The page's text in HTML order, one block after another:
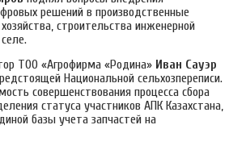
решений в производственные
строительства инженерной
ТОО «Агрофирма «Родина» Иван Сауэр
Национальной сельхозпереписи.
совершенствования процесса сбора
статуса участников АПК Казахстана,
базы учета запчастей на